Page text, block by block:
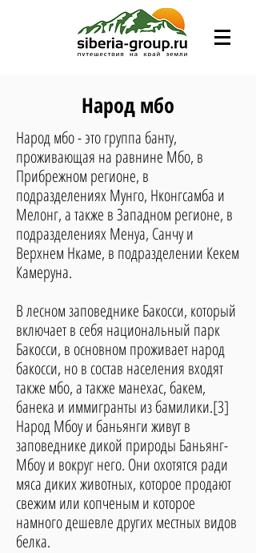
Народ мбо
Народ мбо - это группа банту,
проживающая на равнине Мбо, в
Прибрежном регионе, в
подразделениях Мунго, Нконгсамба и
Мелонг, а также в Западном регионе, в
подразделениях Менуа, Санчу и
Верхнем Нкаме, в подразделении Кекем
Камеруна.
В лесном заповеднике Бакосси, который
включает в себя национальный парк
Бакосси, в основном проживает народ
бакосси, но в состав населения входят
также мбо, а также манехас, бакем,
банека и иммигранты из бамилики.[3]
Народ Мбоу и баньянги живут в
заповеднике дикой природы Баньянг-
Мбоу и вокруг него. Они охотятся ради
мяса диких животных, которое продают
свежим или копченым и которое
намного дешевле других местных видов
белка.